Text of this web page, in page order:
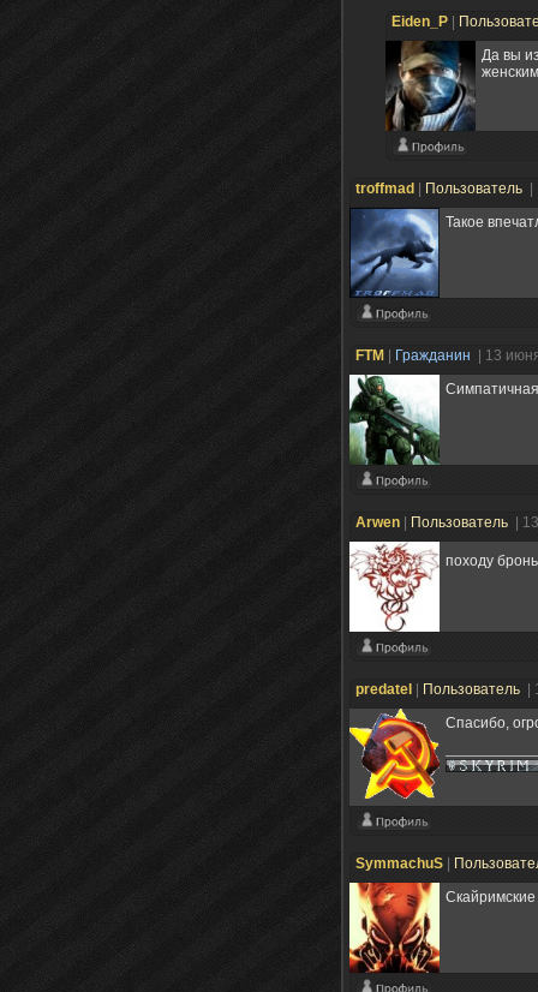
Eiden_P
Да вы
troffmad Пользователь
Такое
FTM Гражданин
| 13
Arwen Пользователь |
походу
predatel Пользователь
Спасибо,
SymmachuS